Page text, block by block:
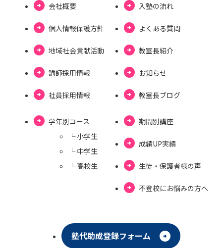
会社概要
個⼈情報保護⽅針
地域社会貢献活動
講師採用情報
社員採用情報
⼊塾の流れ
よくある質問
教室長紹介
お知らせ
教室⻑ブログ
学年別コース
└ ⼩学⽣
└ 中学⽣
└ ⾼校⽣
期間別講座
成績UP実績
⽣徒・保護者様の声
不登校にお悩みの⽅へ
塾代助成登録フォーム